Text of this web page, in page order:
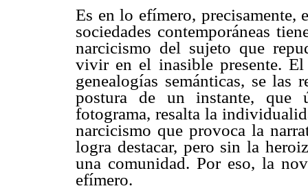
Es en lo efímero, precisamente,
sociedades contemporáneas
narcicismo del sujeto que
vivir en el inasible presente.
genealogías semánticas, se las
postura de un instante, que
fotograma, resalta la
narcicismo que provoca la
logra destacar, pero sin la
una comunidad. Por eso, la
efímero.